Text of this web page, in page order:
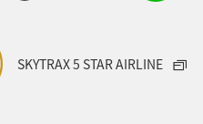
SKYTRAX 5 STAR AIRLINE